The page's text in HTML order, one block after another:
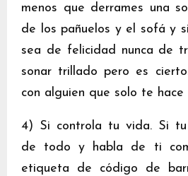
menos que derrames una
de los pañuelos y el sofá y
sea de felicidad nunca de
sonar trillado pero es
con alguien que solo te hace
4) Si controla tu vida. Si tu
de todo y habla de ti
etiqueta de código de